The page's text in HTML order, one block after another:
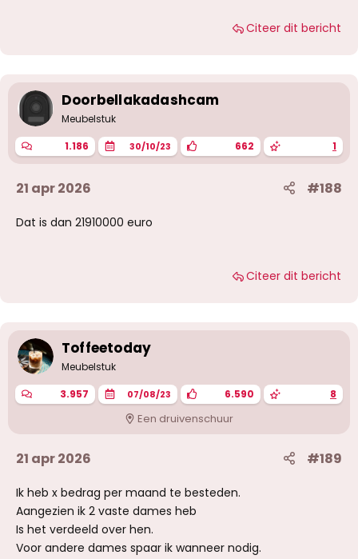
Citeer dit bericht
Doorbellakadashcam
Meubelstuk
1.186 30/10/23 662 1
21 apr 2026 #188
Dat is dan 21910000 euro
Citeer dit bericht
Toffeetoday
Meubelstuk
3.957 07/08/23 6.590 8
Een druivenschuur
21 apr 2026 #189
Ik heb x bedrag per maand te besteden.
Aangezien ik 2 vaste dames heb
Is het verdeeld over hen.
Voor andere dames spaar ik wanneer nodig.